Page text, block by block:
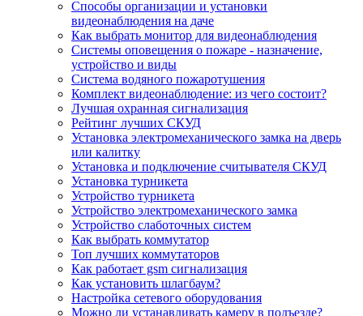
Способы организации и установки
видеонаблюдения на даче
Как выбрать монитор для видеонаблюдения
Системы оповещения о пожаре - назначение,
устройство и виды
Система водяного пожаротушения
Комплект видеонаблюдение: из чего состоит?
Лучшая охранная сигнализация
Рейтинг лучших СКУД
Установка электромеханического замка на дверь
или калитку
Установка и подключение считывателя СКУД
Установка турникета
Устройство турникета
Устройство электромеханического замка
Устройство слаботочных систем
Как выбрать коммутатор
Топ лучших коммутаторов
Как работает gsm сигнализация
Как установить шлагбаум?
Настройка сетевого оборудования
Можно ли устанавливать камеру в подъезде?